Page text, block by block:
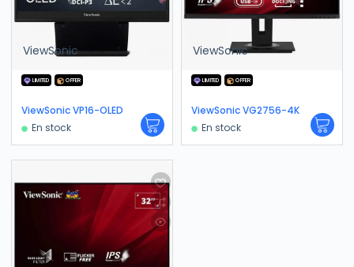
ViewSonic
LIMITED OFFER
ViewSonic VP16-OLED
En stock
ViewSonic
LIMITED OFFER
ViewSonic VG2756-4K
En stock